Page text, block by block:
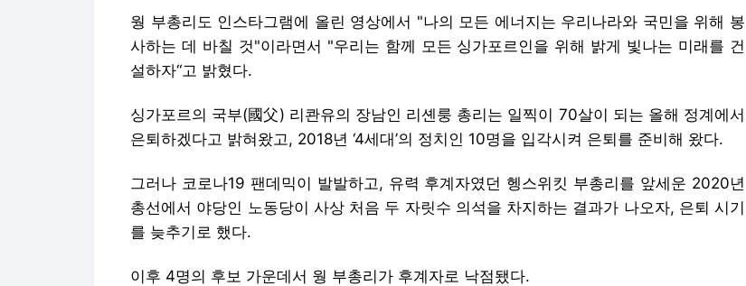
웡 부총리도 인스타그램에 올린 영상에서 "나의 모든 에너지는 우리나라와 국민을 위해 봉
사하는 데 바칠 것"이라면서 "우리는 함께 모든 싱가포르인을 위해 밝게 빛나는 미래를 건
설하자“고 밝혔다.
싱가포르의 국부(國父) 리콴유의 장남인 리셴룽 총리는 일찍이 70살이 되는 올해 정계에서
은퇴하겠다고 밝혀왔고, 2018년 ‘4세대’의 정치인 10명을 입각시켜 은퇴를 준비해 왔다.
그러나 코로나19 팬데믹이 발발하고, 유력 후계자였던 헹스위킷 부총리를 앞세운 2020년
총선에서 야당인 노동당이 사상 처음 두 자릿수 의석을 차지하는 결과가 나오자, 은퇴 시기
를 늦추기로 했다.
이후 4명의 후보 가운데서 웡 부총리가 후계자로 낙점됐다.